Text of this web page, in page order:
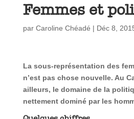
Femmes et
par Caroline Chéadé | Déc 8,
La sous-représentation des
n’est pas chose nouvelle. Au
ailleurs, le domaine de la
nettement dominé par les